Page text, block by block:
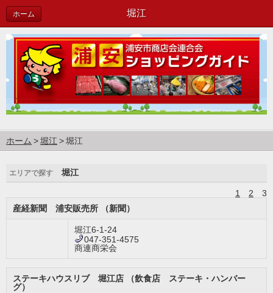
堀江
ホーム
ホーム 堀江 堀江
エリアで探す 堀江
1 2 3
産経新聞 浦安販売所 （新聞）
堀江6-1-24
047-351-4575
商連商栄会
ステーキハウスリブ 堀江店 （飲食店 ステーキ・ハンバー
グ）